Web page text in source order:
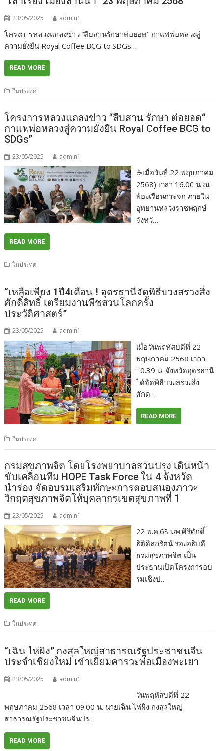
23/05/2025 admin1
โครงการหลวงแถลงข่าว “สืบสานรักษาต่อยอด“ กาแฟพ่อหลวงสู่
ความยั่งยืน Royal Coffee BCG to SDGs…
READ MORE
ในประทศ
โครงการหลวงแถลงข่าว “สืบสาน รักษา ต่อยอด“
กาแฟพ่อหลวงสู่ความยั่งยืน Royal Coffee BCG to
SDGs”
23/05/2025 admin1
☕เมื่อวันที่ 22 พฤษภาคม
2568) เวลา 16.00 น ณ
ห้องเรือนกระจก ภายใน
อุทยานหลวงราชพฤกษ์
จังหวั…
READ MORE
ในประทศ
“เหลือเพียง 1ปี4เดือน ! อุดรธานีจัดพิธีบวงสรวงสิ่ง
ศักดิ์สิทธิ์ เตรียมงานพืชสวนโลกครั้ง
ประวัติศาสตร์”
23/05/2025 admin1
เมื่อวันพฤหัสบดีที่ 22
พฤษภาคม 2568 เวลา
10.39 น. จังหวัดอุดรธานี
ได้จัดพิธีบวงสรวงสิ่ง
ศักด…
READ MORE
ในประทศ
กรมสุขภาพจิต โดยโรงพยาบาลสวนปรุง เดินหน้า
ขับเคลื่อนทีม HOPE Task Force ใน 4 จังหวัด
นำร่อง จัดอบรมเสริมทักษะการตอบสนองภาวะ
วิกฤตสุขภาพจิตให้บุคลากรเขตสุขภาพที่ 1
23/05/2025 admin1
22 พ.ค.68 นพ.ศิริศักดิ์
ธิติดิลกรัตน์ รองอธิบดี
กรมสุขภาพจิต เป็น
ประธานเปิดโครงการอบ
รมเชิงป…
READ MORE
ในประทศ
“เฉิน ไห่ผิง” กงสุลใหญ่สาธารณรัฐประชาชนจีน
ประจำเชียงใหม่ เข้าเยี่ยมคารวะพ่อเมืองพะเยา
23/05/2025 admin1
วันพฤหัสบดีที่ 22
พฤษภาคม 2568 เวลา 09.00 น. นายเฉิน ไห่ผิง กงสุลใหญ่
สาธารณรัฐประชาชนจีนปร…
READ MORE